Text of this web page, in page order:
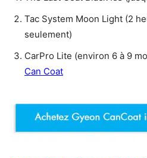
Tac System Moon Light (2
seulement)
CarPro Lite (environ 6 à 9
Can Coat